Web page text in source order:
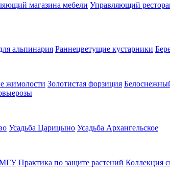
магазина мебели Управляющий
альпинария Раннецветущие кустарники
жимолости Золотистая форзиция
Усадьба Царицыно Усадьба Архангельское
Практика по защите растений Коллекция